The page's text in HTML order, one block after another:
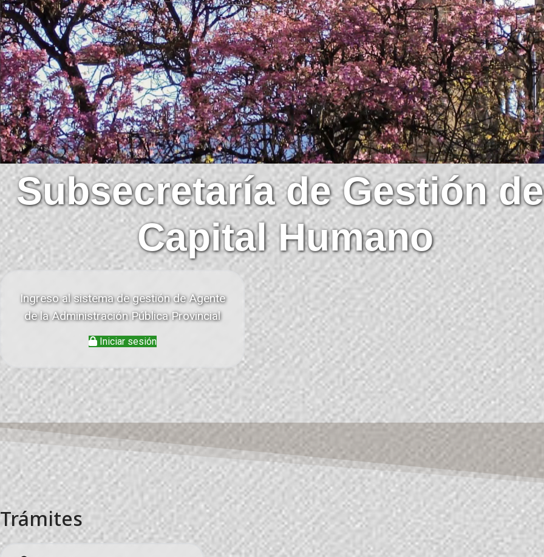
Subsecretaría de Gestión
Capital Humano
Ingreso al sistema de gestión de Agente
de la Administración Pública Provincial
Iniciar sesión
Trámites